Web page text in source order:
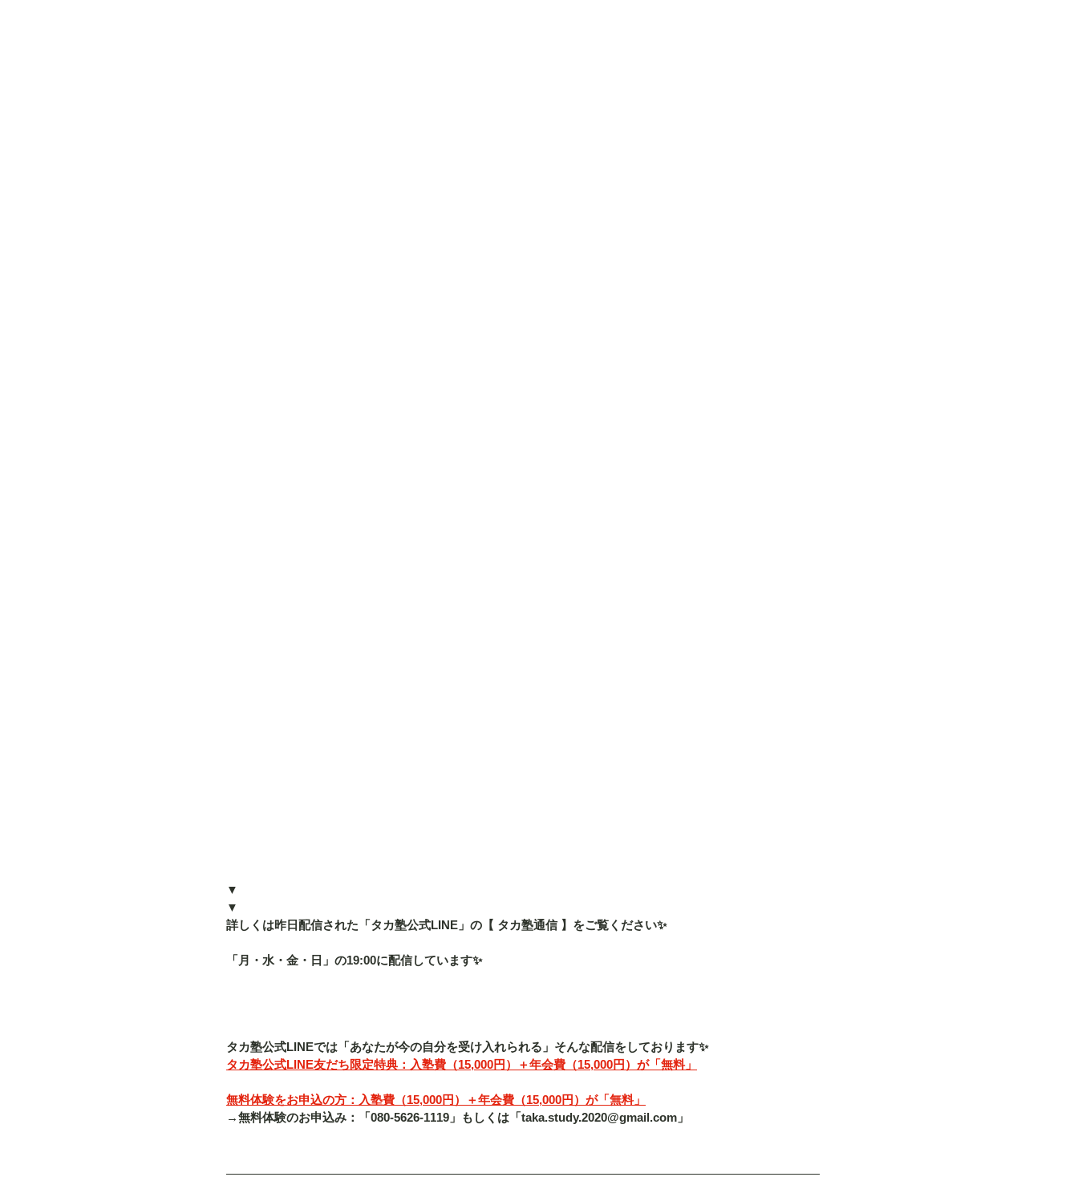
▼
▼
詳しくは昨日配信された「タカ塾公式LINE」の【 タカ塾通信 】をご覧ください✨
「月・水・金・日」の19:00に配信しています✨
タカ塾公式LINEでは「あなたが今の自分を受け入れられる」そんな配信をしております✨
タカ塾公式LINE友だち限定特典：入塾費（15,000円）＋年会費（15,000円）が「無料」
無料体験をお申込の方：入塾費（15,000円）＋年会費（15,000円）が「無料」
→無料体験のお申込み：「080-5626-1119」もしくは「taka.study.2020@gmail.com」